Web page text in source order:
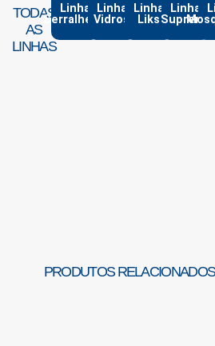
TODAS
AS
LINHAS
Linha
Serralheria
Linha
Vidros
Linha
Liks
Linha
Suprema
PRODUTOS RELACIONADOS